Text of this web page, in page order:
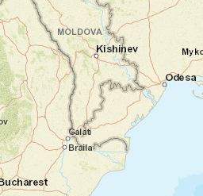
collines. Vins fruités,
sinueuses… Le charme
Nuit en hôtel
Jour 4
Cités antiques et
vasques de calcaire
Aphrodisias -